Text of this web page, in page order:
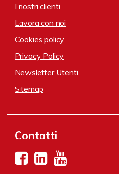
I nostri clienti
Lavora con noi
Cookies policy
Privacy Policy
Newsletter Utenti
Sitemap
Contatti